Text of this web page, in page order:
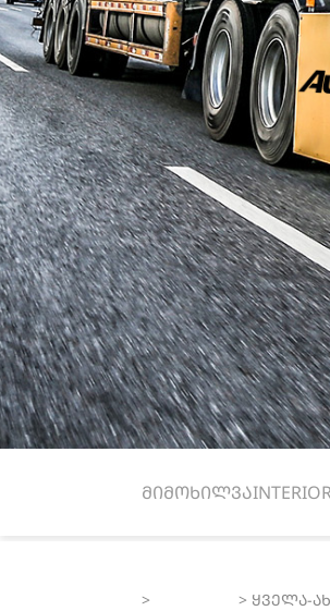
მიმოხილვა
> > ყველა-